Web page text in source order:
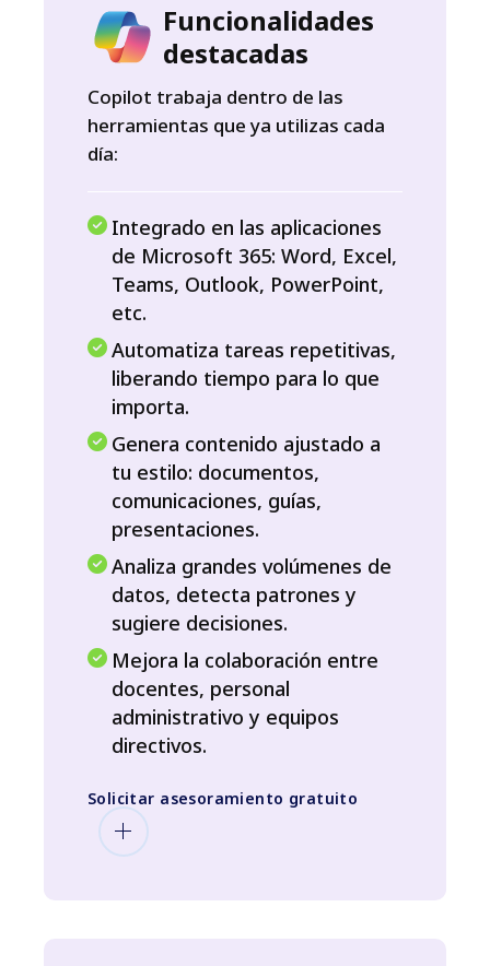
Funcionalidades
destacadas
Copilot trabaja dentro de las
herramientas que ya utilizas cada
día:
Integrado en las aplicaciones
de Microsoft 365: Word, Excel,
Teams, Outlook, PowerPoint,
etc.
Automatiza tareas repetitivas,
liberando tiempo para lo que
importa.
Genera contenido ajustado a
tu estilo: documentos,
comunicaciones, guías,
presentaciones.
Analiza grandes volúmenes de
datos, detecta patrones y
sugiere decisiones.
Mejora la colaboración entre
docentes, personal
administrativo y equipos
directivos.
Solicitar asesoramiento gratuito